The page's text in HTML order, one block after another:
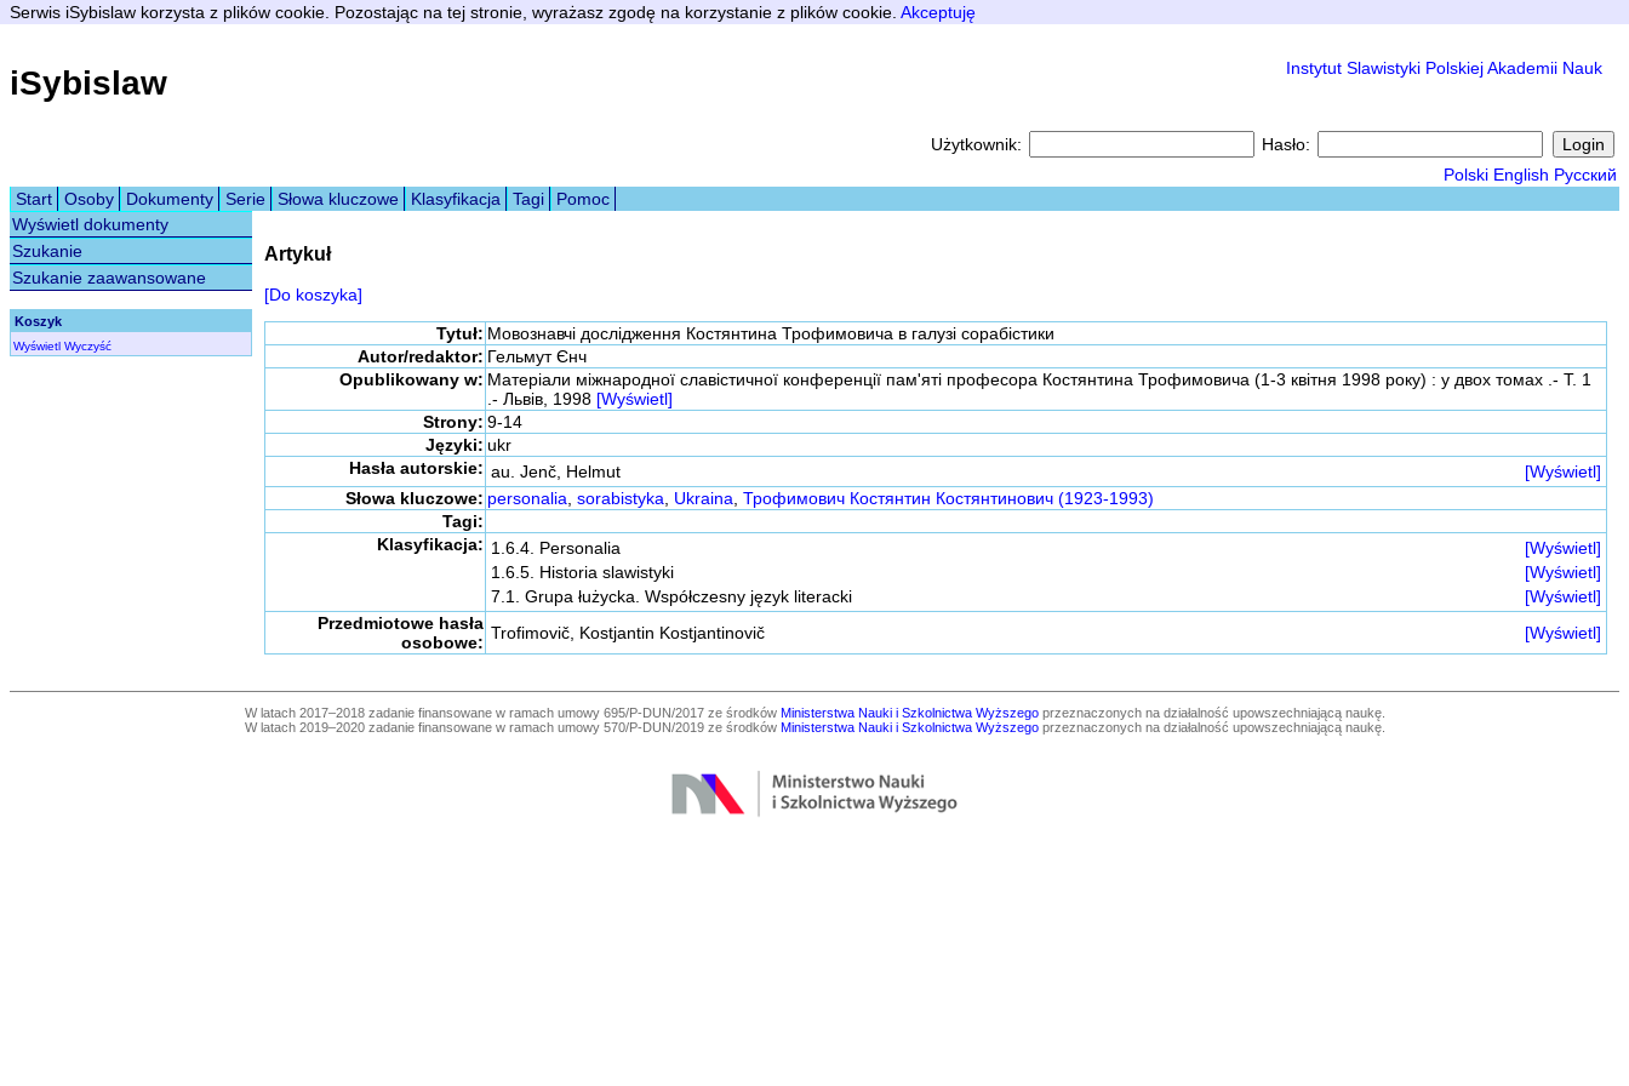
Serwis iSybislaw korzysta z plików cookie. Pozostając na tej stronie, wyrażasz zgodę na korzystanie z plików cookie. Akceptuję
iSybislaw Instytut Slawistyki Polskiej Akademii Nauk
Użytkownik:
Hasło:
Polski English Русский
Start
Osoby Dokumenty Serie Słowa kluczowe Klasyfikacja Tagi
Pomoc
Wyświetl dokumenty
Szukanie
Szukanie zaawansowane
Koszyk
Wyświetl Wyczyść
Artykuł
[Do koszyka]
Tytuł: Мовознавчі дослідження Костянтина Трофимовича в галузі сорабістики
Autor/redaktor: Гельмут Єнч
Opublikowany w: Матеріали міжнародної славістичної конференції пам'яті професора Костянтина Трофимовича (1-3 квітня 1998 року) : у двох томах .- Т. 1
.- Львів, 1998 [Wyświetl]
Strony: 9-14
Języki: ukr
Hasła autorskie: au. Jenč, Helmut
[Wyświetl]
Słowa kluczowe: personalia, sorabistyka, Ukraina, Трофимович Костянтин Костянтинович (1923-1993)
Tagi:
Klasyfikacja: 1.6.4. Personalia
[Wyświetl]
1.6.5. Historia slawistyki
[Wyświetl]
7.1. Grupa łużycka. Współczesny język literacki
[Wyświetl]
Przedmiotowe hasła
osobowe: Trofimovič, Kostjantin Kostjantinovič [Wyświetl]
W latach 2017–2018 zadanie finansowane w ramach umowy 695/P-DUN/2017 ze środków Ministerstwa Nauki i Szkolnictwa Wyższegoprzeznaczonych na działalność upowszechniającą naukę.
W latach 2019–2020 zadanie finansowane w ramach umowy 570/P-DUN/2019 ze środków Ministerstwa Nauki i Szkolnictwa Wyższegoprzeznaczonych na działalność upowszechniającą naukę.